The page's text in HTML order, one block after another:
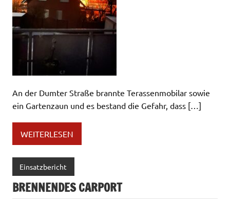
An der Dumter Straße brannte Terassenmobilar sowie
ein Gartenzaun und es bestand die Gefahr, dass […]
WEITERLESEN
Einsatzbericht
BRENNENDES CARPORT